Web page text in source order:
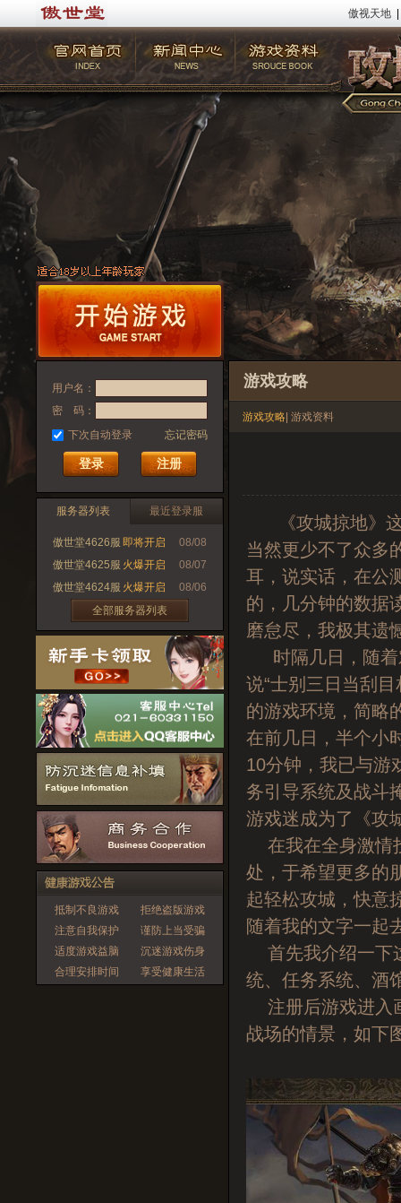
傲视天地
用户名：
密 码：
下次自动登录
忘记密码
注册
服务器列表 最近登录服
傲世堂4626服 即将开启
08/08
傲世堂4625服 火爆开启
08/07
傲世堂4624服 火爆开启
08/06
全部服务器列表
抵制不良游戏
拒绝盗版游戏
注意自我保护
谨防上当受骗
适度游戏益脑
沉迷游戏伤身
合理安排时间
享受健康生活
游戏攻略
游戏攻略 游戏资料
《攻城掠地》
当然更少不了众多
耳，说实话，在公
的，几分钟的数据
磨怠尽，我极其遗
时隔几日，随着
说“士别三日当刮
的游戏环境，简略
在前几日，半个小
10分钟，我已与游
务引导系统及战斗
游戏迷成为了《攻
在我在全身激情
处，于希望更多的
起轻松攻城，快意
随着我的文字一起
首先我介绍一下
统、任务系统、酒
注册后游戏进入
战场的情景，如下